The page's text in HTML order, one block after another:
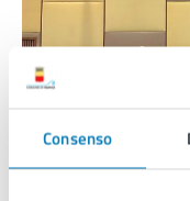
Consenso